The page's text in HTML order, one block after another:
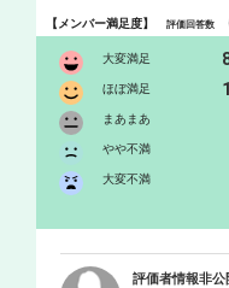
【メンバー満足度】評価回答数
大変満足
ほぼ満足
まあまあ
やや不満
大変不満
評価者情報非公